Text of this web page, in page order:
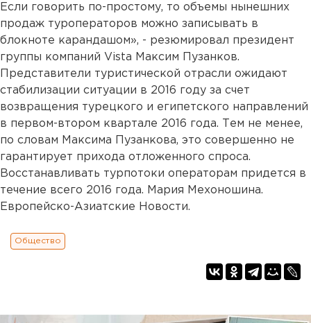
Если говорить по-простому, то объемы нынешних
продаж туроператоров можно записывать в
блокноте карандашом», - резюмировал президент
группы компаний Vista Максим Пузанков.
Представители туристической отрасли ожидают
стабилизации ситуации в 2016 году за счет
возвращения турецкого и египетского направлений
в первом-втором квартале 2016 года. Тем не менее,
по словам Максима Пузанкова, это совершенно не
гарантирует прихода отложенного спроса.
Восстанавливать турпотоки операторам придется в
течение всего 2016 года. Мария Мехоношина.
Европейско-Азиатские Новости.
Общество